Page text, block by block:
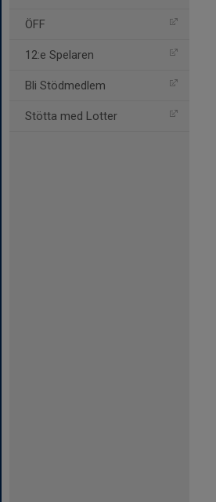
ÖFF
12:e Spelaren
Bli Stödmedlem
Stötta med Lotter